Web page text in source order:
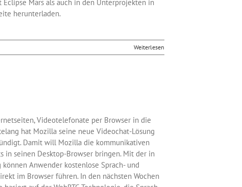
Mars als auch in den Unterprojekten in
herunterladen.
Weiterlesen
Videotelefonate per Browser in die
hat Mozilla seine neue Videochat-Lösung
Damit will Mozilla die kommunikativen
in seinen Desktop-Browser bringen. Mit der in
Anwender kostenlose Sprach- und
im Browser führen. In den nächsten Wochen